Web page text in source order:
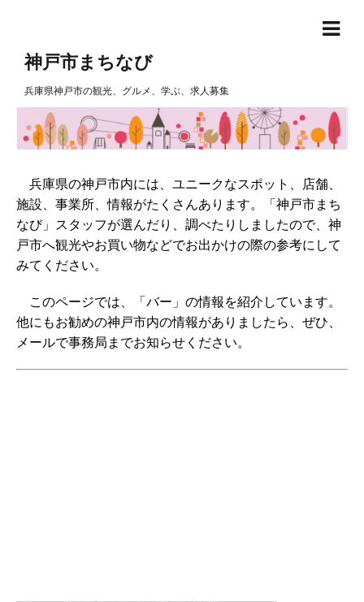
神戸市まちなび
兵庫県神戸市の観光、グルメ、学ぶ、求人募集
兵庫県の神戸市内には、ユニークなスポット、店舗、
施設、事業所、情報がたくさんあります。「神戸市まち
なび」スタッフが選んだり、調べたりしましたので、神
戸市へ観光やお買い物などでお出かけの際の参考にして
みてください。
このページでは、「バー」の情報を紹介しています。
他にもお勧めの神戸市内の情報がありましたら、ぜひ、
メールで事務局までお知らせください。